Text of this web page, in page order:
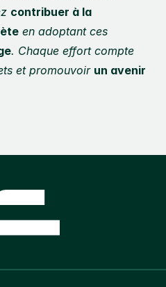
contribuer à la
en adoptant ces
. Chaque effort compte
et promouvoir un avenir